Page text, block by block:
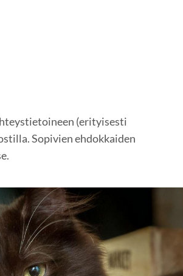
(erityisesti
Sopivien ehdokkaiden